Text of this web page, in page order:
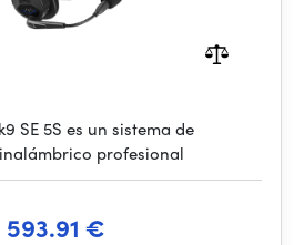
SE 5S es un sistema de
profesional
593.91 €